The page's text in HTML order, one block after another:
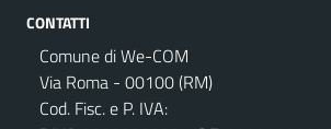
CONTATTI
Comune di We-COM
Via Roma - 00100 (RM)
Cod. Fisc. e P. IVA: